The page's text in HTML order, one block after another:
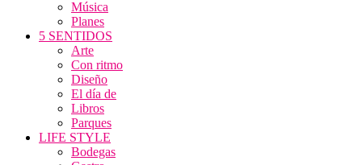
Música
Planes
5 SENTIDOS
Arte
Con ritmo
Diseño
El día de
Libros
Parques
LIFE STYLE
Bodegas